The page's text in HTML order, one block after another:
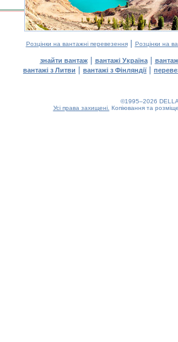
Розцінки на вантажні перевезення| Розцінки на
знайти вантаж| вантажі Україна|
вантажі з Литви | вантажі з Фінляндії|
©1995–2026
Усі права захищені. Копіювання та